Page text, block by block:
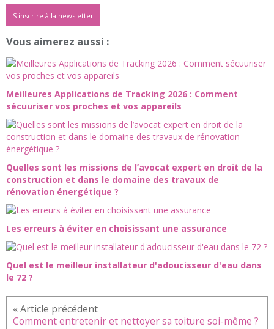
S'inscrire à la newsletter
Vous aimerez aussi :
Meilleures Applications de Tracking 2026 : Comment
sécuuriser vos proches et vos appareils
Quelles sont les missions de l’avocat expert en droit de la
construction et dans le domaine des travaux de
rénovation énergétique ?
Les erreurs à éviter en choisissant une assurance
Quel est le meilleur installateur d'adoucisseur d'eau dans
le 72 ?
Comment entretenir et nettoyer sa toiture soi-même ?